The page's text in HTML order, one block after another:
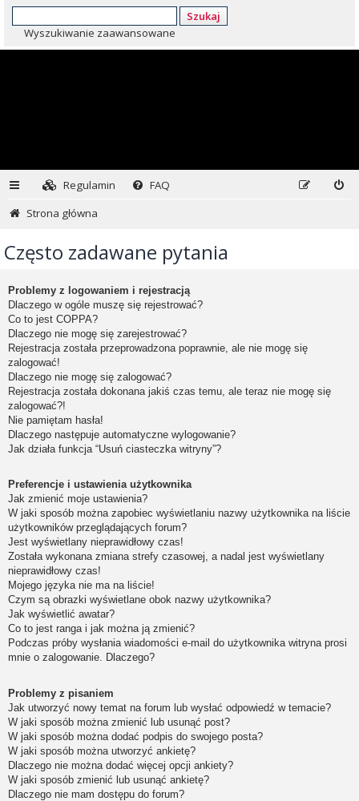
Szukaj
Wyszukiwanie zaawansowane
Regulamin
FAQ
Strona główna
Często zadawane pytania
Problemy z logowaniem i rejestracją
Dlaczego w ogóle muszę się rejestrować?
Co to jest COPPA?
Dlaczego nie mogę się zarejestrować?
Rejestracja została przeprowadzona poprawnie, ale nie mogę się
zalogować!
Dlaczego nie mogę się zalogować?
Rejestracja została dokonana jakiś czas temu, ale teraz nie mogę się
zalogować?!
Nie pamiętam hasła!
Dlaczego następuje automatyczne wylogowanie?
Jak działa funkcja “Usuń ciasteczka witryny”?
Preferencje i ustawienia użytkownika
Jak zmienić moje ustawienia?
W jaki sposób można zapobiec wyświetlaniu nazwy użytkownika na liście
użytkowników przeglądających forum?
Jest wyświetlany nieprawidłowy czas!
Została wykonana zmiana strefy czasowej, a nadal jest wyświetlany
nieprawidłowy czas!
Mojego języka nie ma na liście!
Czym są obrazki wyświetlane obok nazwy użytkownika?
Jak wyświetlić awatar?
Co to jest ranga i jak można ją zmienić?
Podczas próby wysłania wiadomości e-mail do użytkownika witryna prosi
mnie o zalogowanie. Dlaczego?
Problemy z pisaniem
Jak utworzyć nowy temat na forum lub wysłać odpowiedź w temacie?
W jaki sposób można zmienić lub usunąć post?
W jaki sposób można dodać podpis do swojego posta?
W jaki sposób można utworzyć ankietę?
Dlaczego nie można dodać więcej opcji ankiety?
W jaki sposób zmienić lub usunąć ankietę?
Dlaczego nie mam dostępu do forum?